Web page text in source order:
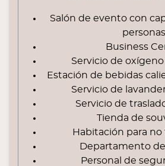
Salón de evento con
personas.
Business
Servicio de
Estación de bebidas
Servicio de
Servicio de
Tienda de
Habitación para no
Departamento
Personal de